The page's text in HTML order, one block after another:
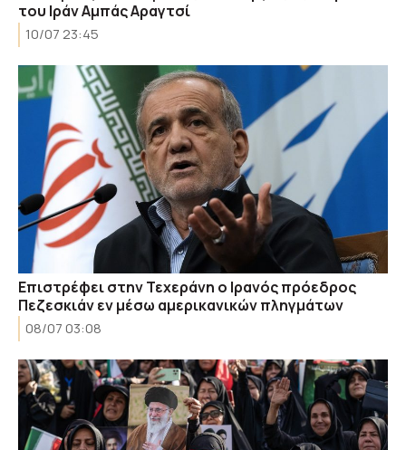
του Ιράν Αμπάς Αραγτσί
10/07 23:45
Επιστρέφει στην Τεχεράνη ο Ιρανός πρόεδρος
Πεζεσκιάν εν μέσω αμερικανικών πληγμάτων
08/07 03:08